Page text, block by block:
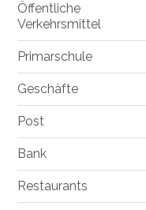
Öffentliche
Verkehrsmittel
Primarschule
Geschäfte
Post
Bank
Restaurants